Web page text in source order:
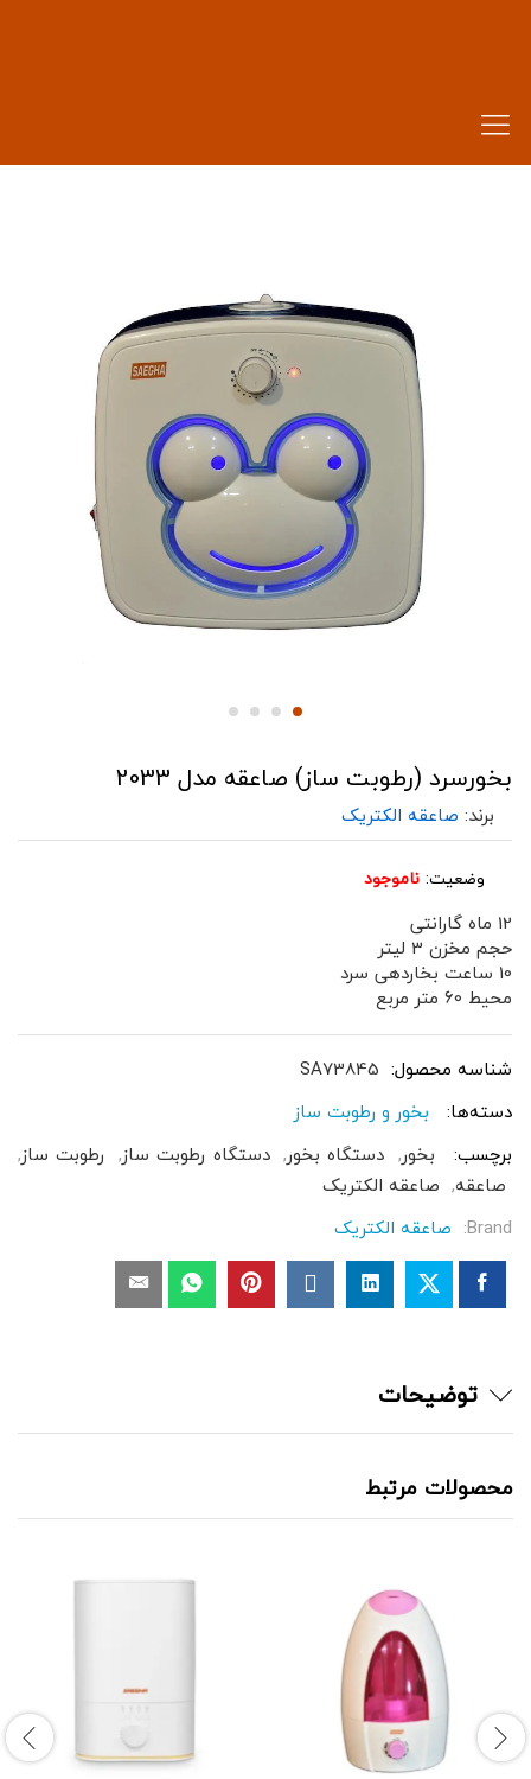
بخورسرد (رطوبت ساز) صاعقه مدل 2033
برند: صاعقه الکتریک
وضعیت: ناموجود
12 ماه گارانتی
حجم مخزن 3 لیتر
10 ساعت بخاردهی سرد
محیط 60 متر مربع
شناسه محصول: SA73845
دسته‌ها:
بخور و رطوبت ساز
برچسب:
بخور, دستگاه بخور, دستگاه رطوبت ساز, رطوبت ساز,
صاعقه, صاعقه الکتریک
Brand: صاعقه الکتریک
توضیحات
محصولات مرتبط